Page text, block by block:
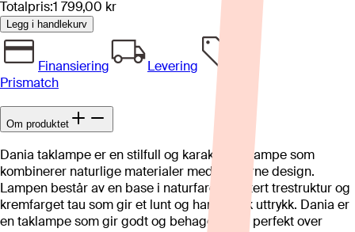
Totalpris:1 799,00 kr
Legg i handlekurv
Finansiering
Levering
Prismatch
Om produktet
Dania taklampe er en stilfull og karakterfull lampe som
kombinerer naturlige materialer med moderne design.
Lampen består av en base i naturfarget imitert trestruktur og
kremfarget tau som gir et lunt og harmonisk uttrykk. Dania er
en taklampe som gir godt og behagelig lys, perfekt over